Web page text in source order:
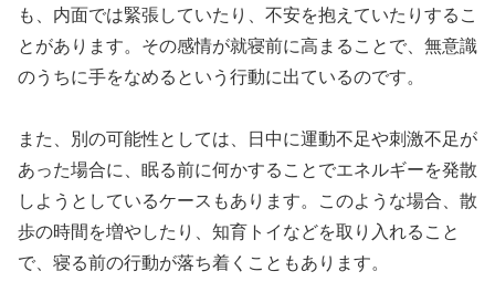
も、内面では緊張していたり、不安を抱えていたりするこ
とがあります。その感情が就寝前に高まることで、無意識
のうちに手をなめるという行動に出ているのです。
また、別の可能性としては、日中に運動不足や刺激不足が
あった場合に、眠る前に何かすることでエネルギーを発散
しようとしているケースもあります。このような場合、散
歩の時間を増やしたり、知育トイなどを取り入れること
で、寝る前の行動が落ち着くこともあります。